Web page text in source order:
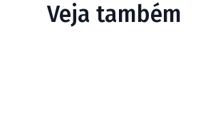
Veja também